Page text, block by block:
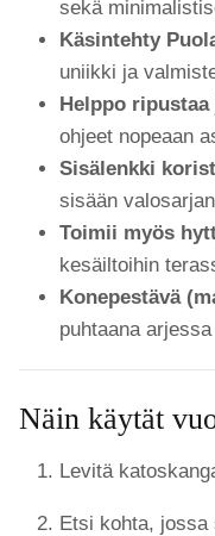
sekä
Käsintehty
uniikki ja
Helppo
ohjeet nopeaan
Sisälenkki
sisään
Toimii myös
kesäiltoihin
Konepestävä
puhtaana arjessa
Näin käytät
Levitä
Etsi kohta, jossa